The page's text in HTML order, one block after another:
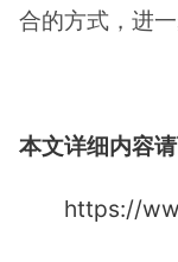
合的方式，进
本文详细内容请
https://